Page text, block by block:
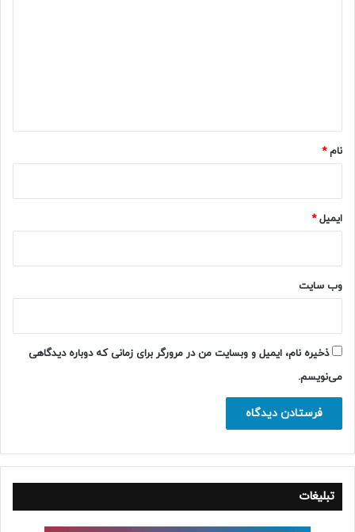
نام*
ایمیل*
وب‌ سایت
ذخیره نام، ایمیل و وبسایت من در مرورگر برای زمانی که دوباره دیدگاهی
می‌نویسم.
تبلیغات